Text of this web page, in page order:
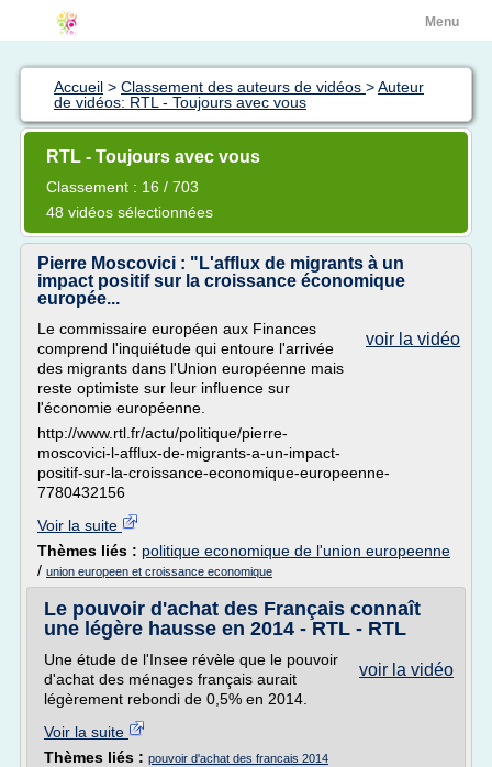
Menu
Accueil > Classement des auteurs de vidéos >Auteur
de vidéos: RTL - Toujours avec vous
RTL - Toujours avec vous
Classement : 16 / 703
48 vidéos sélectionnées
Pierre Moscovici : "L'afflux de migrants à un
impact positif sur la croissance économique
europée...
voir la vidéo
Le commissaire européen aux Finances
comprend l'inquiétude qui entoure l'arrivée
des migrants dans l'Union européenne mais
reste optimiste sur leur influence sur
l'économie européenne.
http://www.rtl.fr/actu/politique/pierre-
moscovici-l-afflux-de-migrants-a-un-impact-
positif-sur-la-croissance-economique-europeenne-
7780432156
Voir la suite
Thèmes liés : politique economique de l'union europeenne
/ union europeen et croissance economique
Le pouvoir d'achat des Français connaît
une légère hausse en 2014 - RTL - RTL
voir la vidéo
Une étude de l'Insee révèle que le pouvoir
d'achat des ménages français aurait
légèrement rebondi de 0,5% en 2014.
Voir la suite
Thèmes liés : pouvoir d'achat des francais 2014